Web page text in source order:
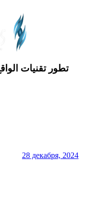
تطور تقنيات
28 декабря, 2024